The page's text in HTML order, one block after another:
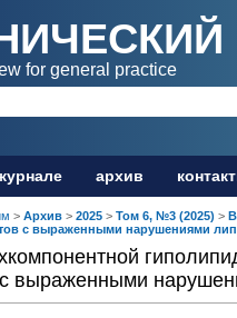
for general practice
архив
> Архив > 2025 > Том 6, №3 (2025) >
с выраженными нарушениями
выраженными